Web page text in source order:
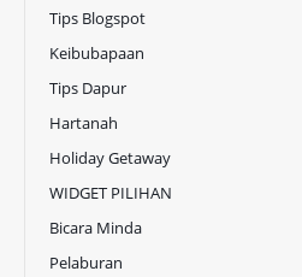
Tips Blogspot
Keibubapaan
Tips Dapur
Hartanah
Holiday Getaway
WIDGET PILIHAN
Bicara Minda
Pelaburan